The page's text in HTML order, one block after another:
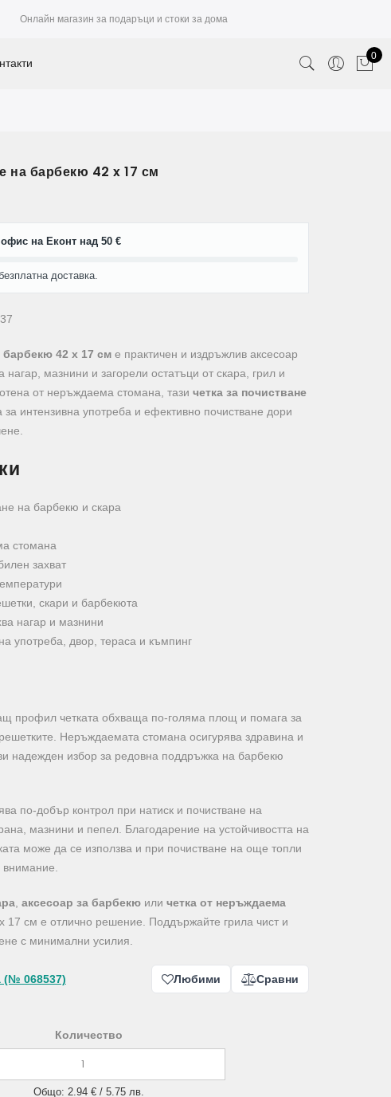
Онлайн магазин за подаръци и стоки за дома
0
на барбекю 42 x 17 см
на Еконт над 50 €
доставка.
барбекю 42 x 17 см е практичен и издръжлив аксесоар
нагар, мазнини и загорели остатъци от скара, грил и
от неръждаема стомана, тази четка за почистване
за интензивна употреба и ефективно почистване дори
на барбекю и скара
стомана
захват
скари и барбекюта
нагар и мазнини
употреба, двор, тераса и къмпинг
профил четката обхваща по-голяма площ и помага за
Неръждаемата стомана осигурява здравина и
надежден избор за редовна поддръжка на барбекю
по-добър контрол при натиск и почистване на
мазнини и пепел. Благодарение на устойчивостта на
може да се използва и при почистване на още топли
аксесоар за барбекю или четка от неръждаема
x 17 см е отлично решение. Поддържайте грила чист и
с минимални усилия.
(№ 068537) Любими Сравни
Количество
Общо: 2.94 € / 5.75 лв.